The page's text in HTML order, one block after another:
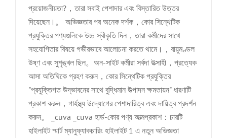
প্রয়োজনীয়তা?，তারা সবাই পেশাদার এবং বিস্তারিত উত্তর
দিয়েছেন।。 অভিজ্ঞতার পর অনেক দর্শক，কোর সিন্থেটিক
প্রযুক্তির পণ্যগুলিকে উচ্চ স্বীকৃতি দিন，তারা কর্মীদের সাথে
সহযোগিতার বিষয়ে গভীরভাবে আলোচনা করতে থামে।，বায়ুমণ্ডল
উষ্ণ এবং সুশৃঙ্খল ছিল。অন-সাইট কর্মীরা সর্বদা উত্সাহী，প্রত্যেক
আসা অতিথিকে গ্রহণ করুন，কোর সিন্থেটিক প্রযুক্তির
"প্রযুক্তিগত উদ্ভাবনের সাথে বুদ্ধিমান উত্পাদন ক্ষমতায়ন" ধারণাটি
প্রকাশ করুন，গার্হস্থ্য উদ্যোগের পেশাদারিত্ব এবং দায়িত্ব প্রদর্শন
করুন。 _cuva _cuva হার্ড-কোর পণ্য আত্মপ্রকাশ：চারটি
হাইলাইট স্মার্ট ম্যানুফ্যাকচারিং হাইলাইট 1 এ নতুন অভিজ্ঞতা